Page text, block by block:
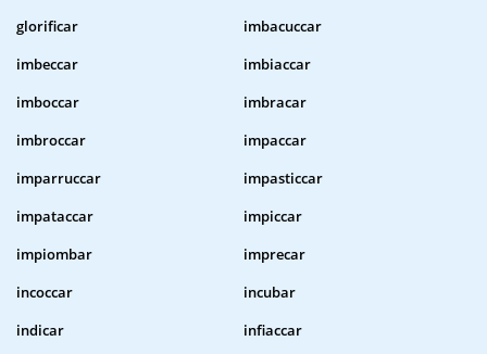
glorificar
imbacuccar
imbeccar
imbiaccar
imboccar
imbracar
imbroccar
impaccar
imparruccar
impasticcar
impataccar
impiccar
impiombar
imprecar
incoccar
incubar
indicar
infiaccar